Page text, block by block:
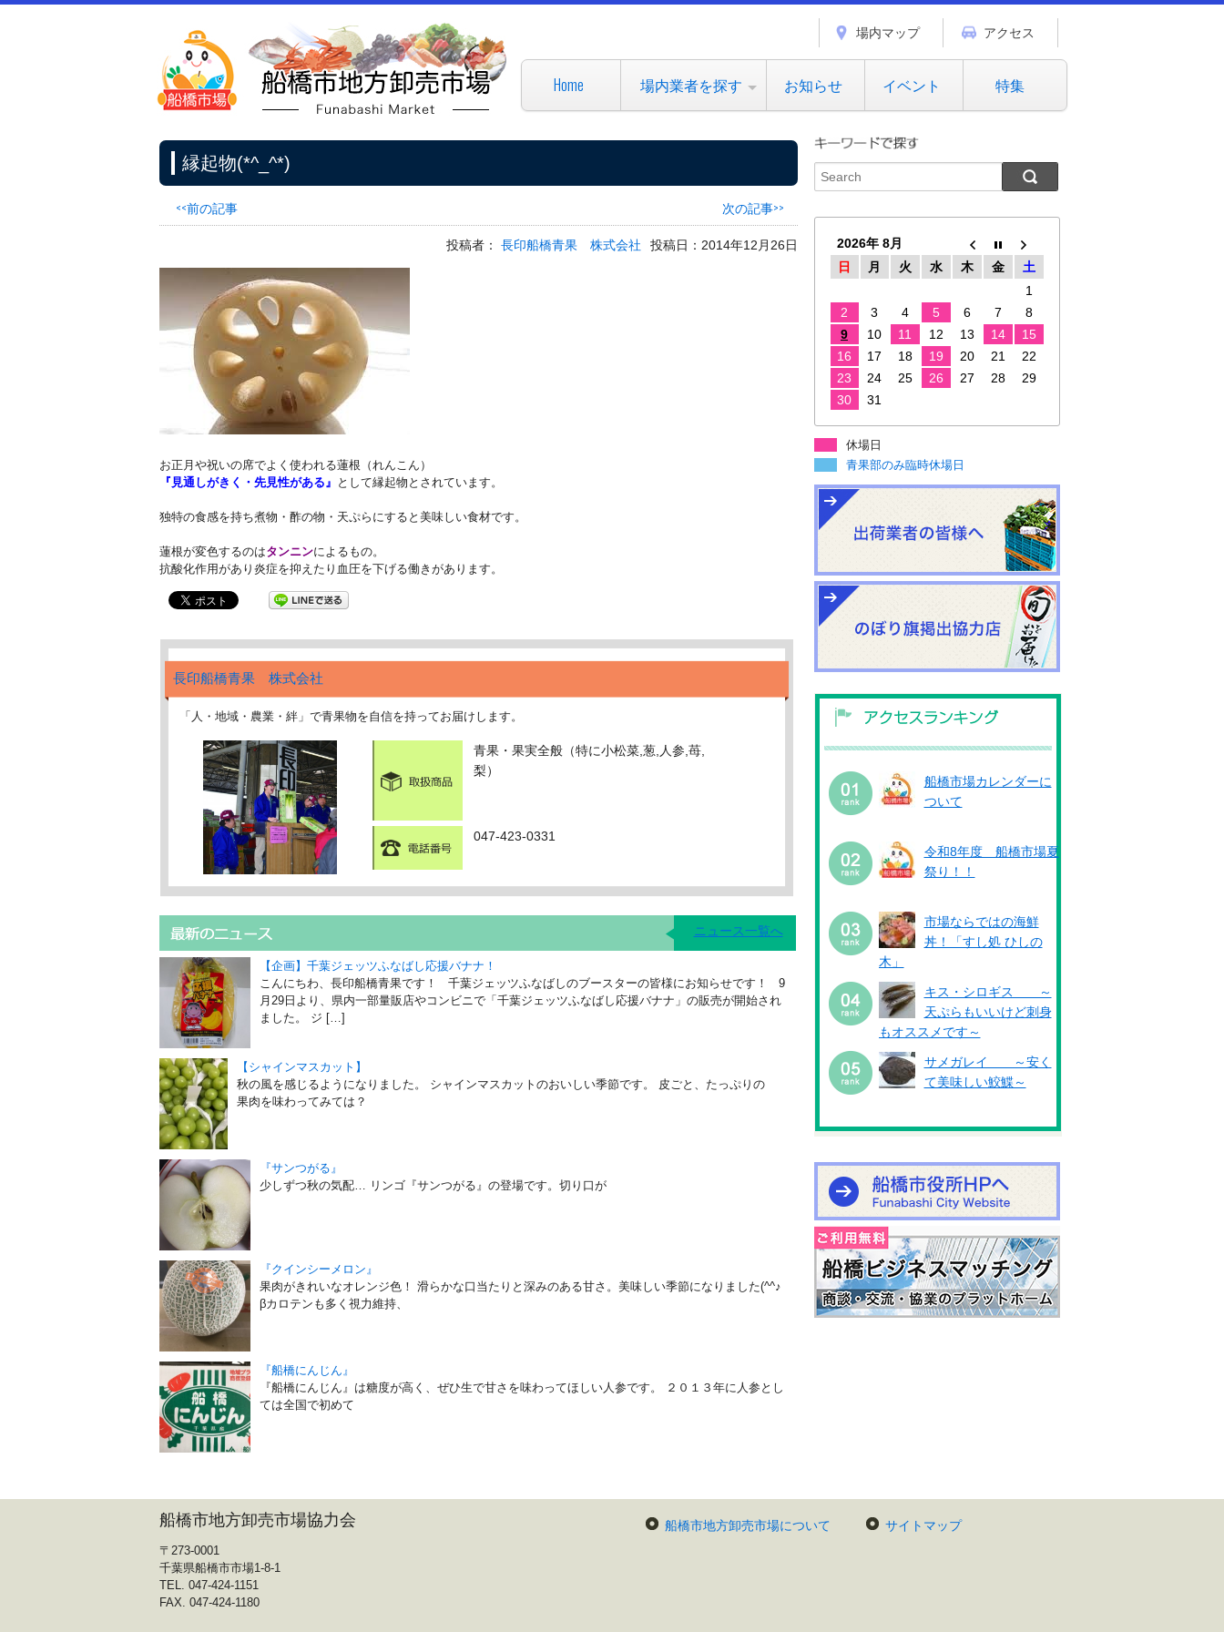
場内マップ アクセス
Home 場内業者を探す お知らせ イベント 特集
縁起物(*^_^*)
<<前の記事 次の記事>>
投稿者： 長印船橋青果 株式会社 投稿日：2014年12月26日
お正月や祝いの席でよく使われる蓮根（れんこん）
『見通しがきく・先見性がある』 として縁起物とされています。
独特の食感を持ち煮物・酢の物・天ぷらにすると美味しい食材です。
蓮根が変色するのはタンニンによるもの。
抗酸化作用があり炎症を抑えたり血圧を下げる働きがあります。
長印船橋青果 株式会社
「人・地域・農業・絆」で青果物を自信を持ってお届けします。
青果・果実全般（特に小松菜,葱,人参,苺,
梨）
047-423-0331
ニュース一覧へ
【企画】千葉ジェッツふなばし応援バナナ！
こんにちわ、長印船橋青果です！ 千葉ジェッツふなばしのブースターの皆様にお知らせです！ 9
月29日より、県内一部量販店やコンビニで「千葉ジェッツふなばし応援バナナ」の販売が開始され
ました。 ジ […]
【シャインマスカット】
秋の風を感じるようになりました。 シャインマスカットのおいしい季節です。 皮ごと、たっぷりの
果肉を味わってみては？
『サンつがる』
少しずつ秋の気配… リンゴ『サンつがる』の登場です。切り口が
『クインシーメロン』
果肉がきれいなオレンジ色！ 滑らかな口当たりと深みのある甘さ。美味しい季節になりました(^^♪
βカロテンも多く視力維持、
『船橋にんじん』
『船橋にんじん』は糖度が高く、ぜひ生で甘さを味わってほしい人参です。 ２０１３年に人参とし
ては全国で初めて
2026年 8月
日
月 火 水 木 金
土
1
2
3 4 5 6 7
8
9
10 11 12 13 14
15
16
17 18 19 20 21
22
23
24 25 26 27 28
29
30
31
休場日
青果部のみ臨時休場日
船橋市場カレンダーに
ついて
令和8年度 船橋市場夏
祭り！！
市場ならではの海鮮
丼！「すし処 ひしの
木」
キス・シロギス ～
天ぷらもいいけど刺身
もオススメです～
サメガレイ ～安く
て美味しい鮫鰈～
船橋市地方卸売市場協力会
〒273-0001
千葉県船橋市市場1-8-1
TEL. 047-424-1151
FAX. 047-424-1180
船橋市地方卸売市場について サイトマップ